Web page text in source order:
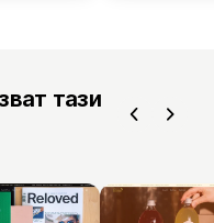
тази